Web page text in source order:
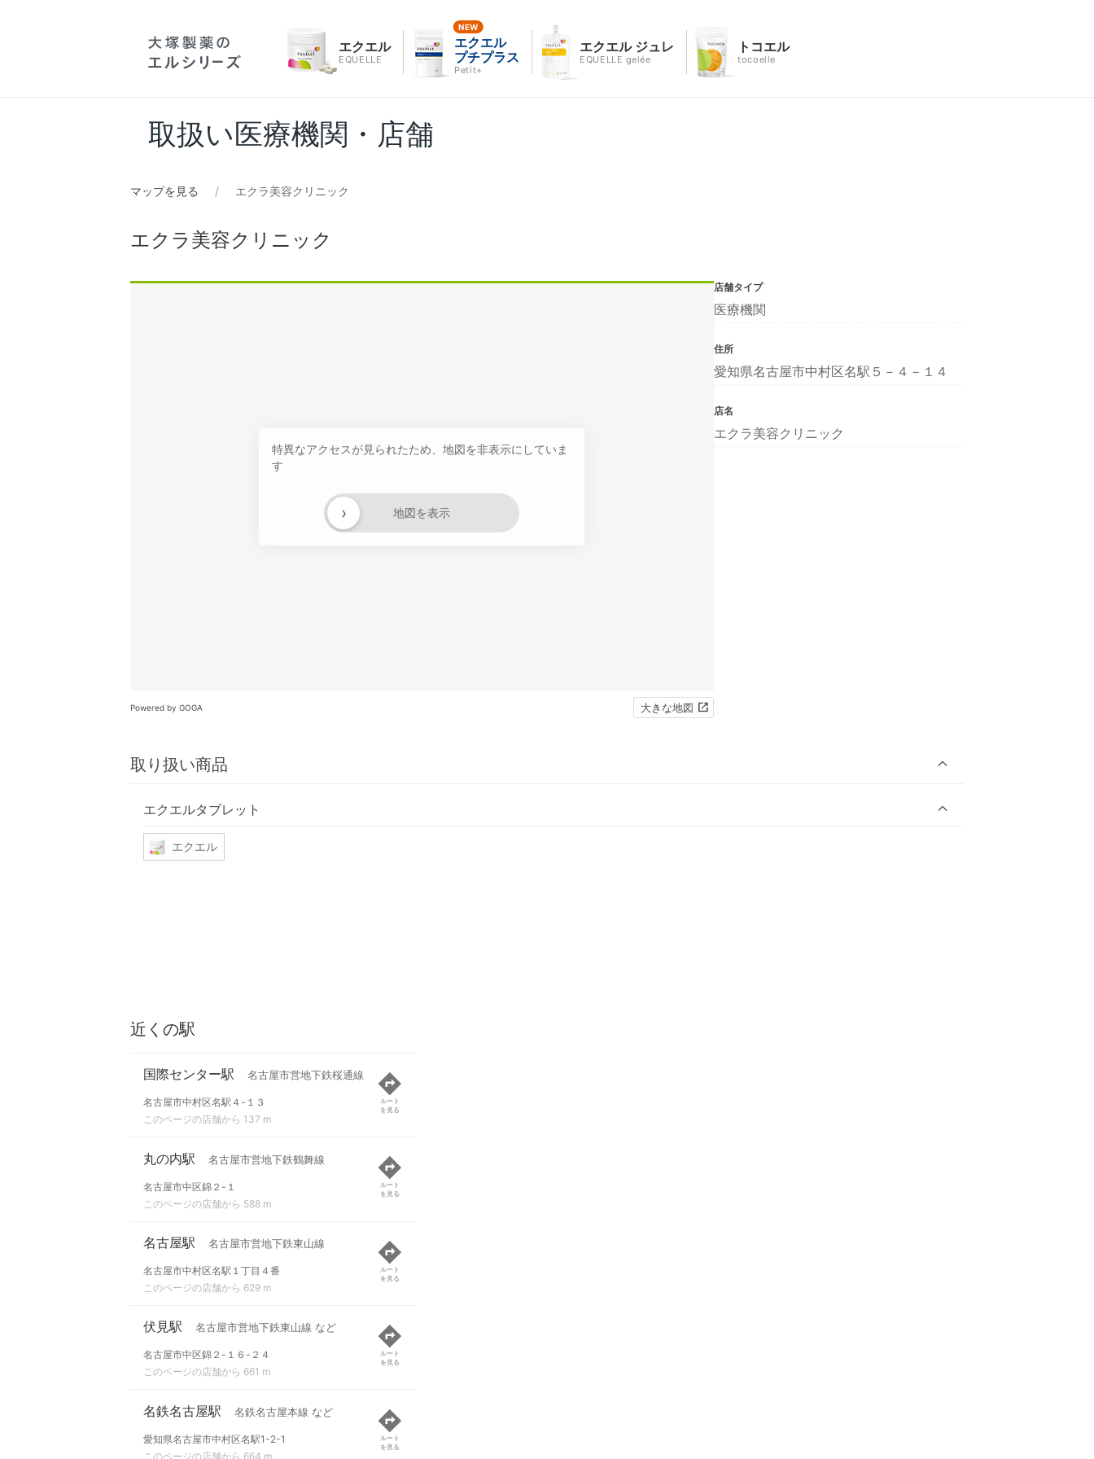
エクエル
EQUELLE
エクエル
プチプラス
Petit+
エクエル ジュレ
EQUELLE gelée
トコエル
tocoelle
取扱い医療機関・店舗
マップを見る エクラ美容クリニック
エクラ美容クリニック
特異なアクセスが見られたため、地図を非表示にしていま
す
地図を表示
›
Powered by GOGA 大きな地図
取り扱い商品
エクエルタブレット
エクエル
店舗タイプ
医療機関
住所
愛知県名古屋市中村区名駅５－４－１４
店名
エクラ美容クリニック
近くの駅
国際センター駅 名古屋市営地下鉄桜通線
名古屋市中村区名駅４-１３
このページの店舗から 137 m
ルート
を見る
丸の内駅 名古屋市営地下鉄鶴舞線
名古屋市中区錦２-１
このページの店舗から 588 m
ルート
を見る
名古屋駅 名古屋市営地下鉄東山線
名古屋市中村区名駅１丁目４番
このページの店舗から 629 m
ルート
を見る
伏見駅 名古屋市営地下鉄東山線 など
名古屋市中区錦２-１６-２４
このページの店舗から 661 m
ルート
を見る
名鉄名古屋駅 名鉄名古屋本線 など
愛知県名古屋市中村区名駅1-2-1
このページの店舗から 664 m
ルート
を見る